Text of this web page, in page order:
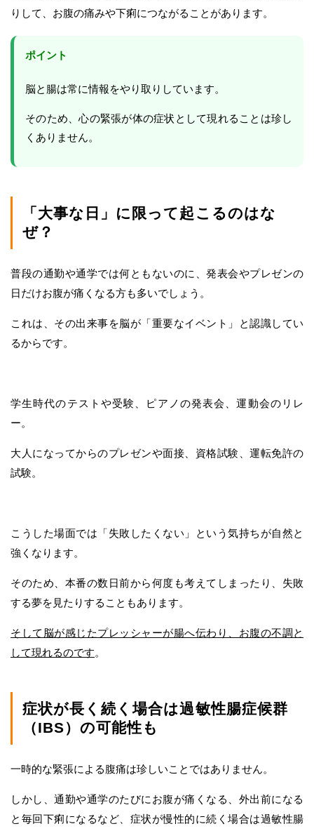
りして、お腹の痛みや下痢につながることがあります。
ポイント
脳と腸は常に情報をやり取りしています。
そのため、心の緊張が体の症状として現れることは珍し
くありません。
「大事な日」に限って起こるのはな
ぜ？
普段の通勤や通学では何ともないのに、発表会やプレゼンの
日だけお腹が痛くなる方も多いでしょう。
これは、その出来事を脳が「重要なイベント」と認識してい
るからです。
学生時代のテストや受験、ピアノの発表会、運動会のリレ
ー。
大人になってからのプレゼンや面接、資格試験、運転免許の
試験。
こうした場面では「失敗したくない」という気持ちが自然と
強くなります。
そのため、本番の数日前から何度も考えてしまったり、失敗
する夢を見たりすることもあります。
そして脳が感じたプレッシャーが腸へ伝わり、お腹の不調と
して現れるのです。
症状が長く続く場合は過敏性腸症候群
（IBS）の可能性も
一時的な緊張による腹痛は珍しいことではありません。
しかし、通勤や通学のたびにお腹が痛くなる、外出前になる
と毎回下痢になるなど、症状が慢性的に続く場合は過敏性腸